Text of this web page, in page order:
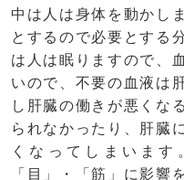
中は人は身体を動かし
とするので必要とする
は人は眠りますので、
いので、不要の血液は
し肝臓の働きが悪くな
られなかったり、肝臓
くなってしまいます
「目」・「筋」に影響